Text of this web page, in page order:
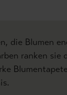
die Blumen
ranken sie